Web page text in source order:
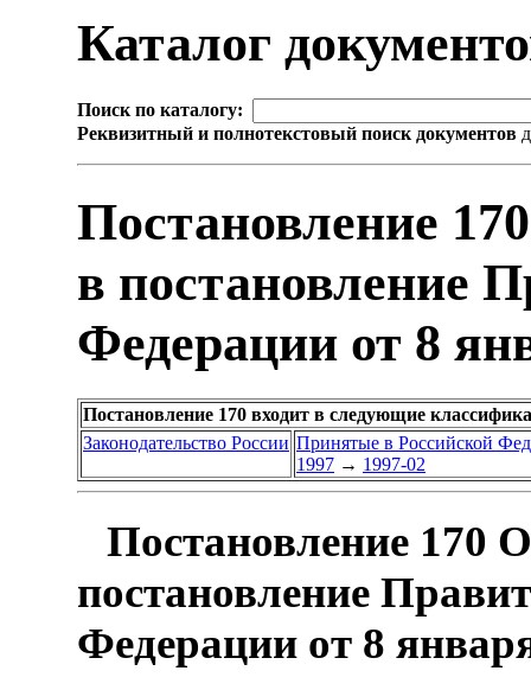
Каталог
Поиск по каталогу:
Реквизитный и полнотекстовый поиск документов
Постановление
в постановление
Федерации от 8
Постановление 170 входит в следующие
Законодательство России Принятые в Российской
1997 → 1997-02
Постановление 170
постановление
Федерации от 8